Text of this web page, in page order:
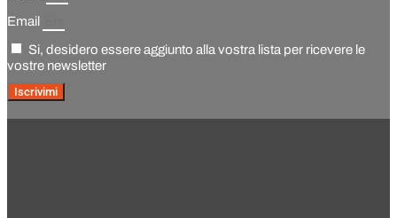
Email
Si, desidero essere aggiunto alla vostra lista per ricevere le
vostre newsletter
Iscrivimi